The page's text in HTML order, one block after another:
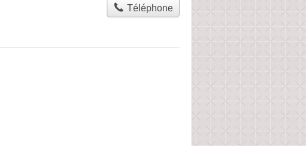
Téléphone